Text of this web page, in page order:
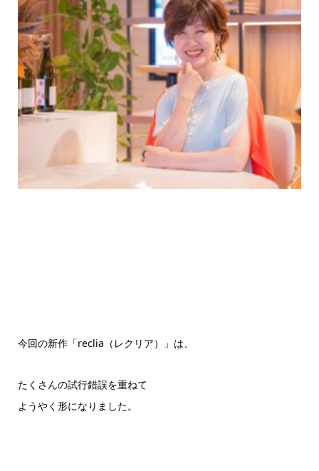
今回の新作「reclia（レクリア）」は、
たくさんの試行錯誤を重ねて
ようやく形になりました。